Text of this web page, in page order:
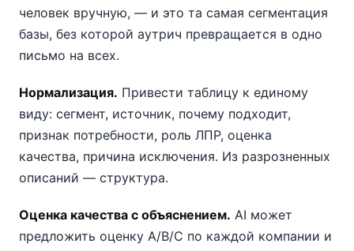
человек вручную, — и это та самая сегментация
базы, без которой аутрич превращается в одно
письмо на всех.
Нормализация. Привести таблицу к единому
виду: сегмент, источник, почему подходит,
признак потребности, роль ЛПР, оценка
качества, причина исключения. Из разрозненных
описаний — структура.
Оценка качества с объяснением. AI может
предложить оценку A/B/C по каждой компании и